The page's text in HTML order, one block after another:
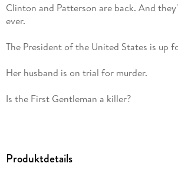
Clinton and Patterson are back. And
ever.
The President of the United States is up
Her husband is on trial for murder.
Is the First Gentleman a killer?
Produktdetails